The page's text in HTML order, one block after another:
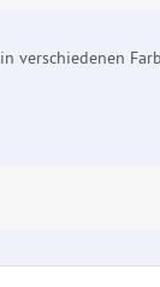
verschiedenen